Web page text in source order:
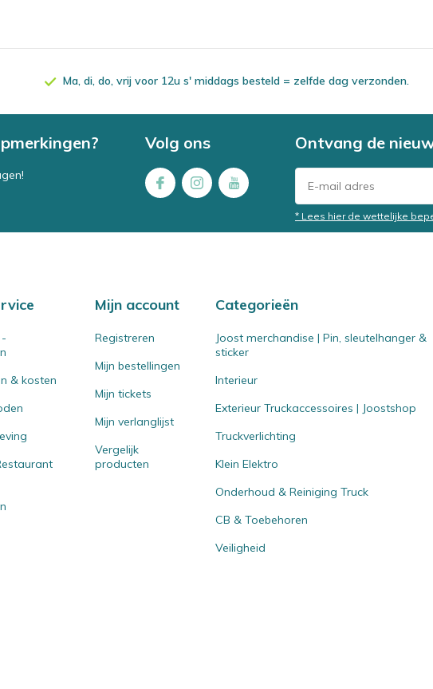
Ma, di, do, vrij voor 12u s' middags besteld = zelfde dag verzonden.
Volg ons Ontvang de
* Lees hier de wettelijke
& kosten
Mijn account
Registreren
Mijn bestellingen
Mijn tickets
Mijn verlanglijst
Vergelijk
producten
Categorieën
Joost merchandise | Pin, sleutelhanger &
sticker
Interieur
Exterieur Truckaccessoires | Joostshop
Truckverlichting
Klein Elektro
Onderhoud & Reiniging Truck
CB & Toebehoren
Veiligheid